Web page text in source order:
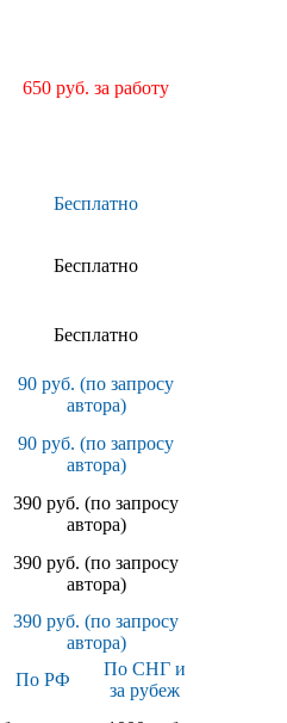
650 руб. за работу
Бесплатно
Бесплатно
Бесплатно
90 руб. (по запросу
автора)
90 руб. (по запросу
автора)
390 руб. (по запросу
автора)
390 руб. (по запросу
автора)
390 руб. (по запросу
автора)
По РФ
По СНГ и
за рубеж